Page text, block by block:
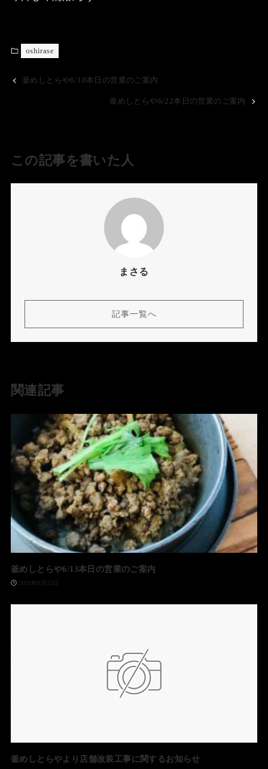
oshirase
釜めしとらや6/18本日の営業のご案内
釜めしとらや6/22本日の営業のご案内
この記事を書いた人
まさる
記事一覧へ
関連記事
釜めしとらや6/13本日の営業のご案内
2021年6月13日
釜めしとらやより店舗改装工事に関するお知らせ